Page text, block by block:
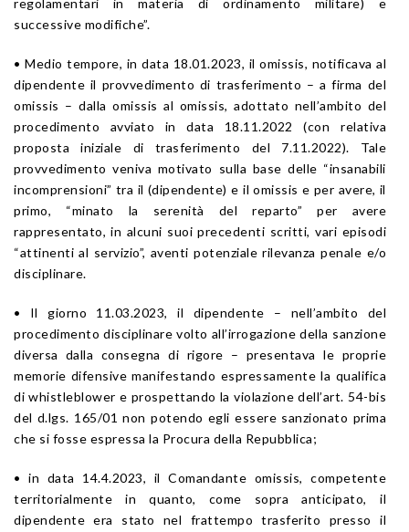
regolamentari in materia di ordinamento militare) e
successive modifiche”.
• Medio tempore, in data 18.01.2023, il omissis, notificava al
dipendente il provvedimento di trasferimento – a firma del
omissis – dalla omissis al omissis, adottato nell’ambito del
procedimento avviato in data 18.11.2022 (con relativa
proposta iniziale di trasferimento del 7.11.2022). Tale
provvedimento veniva motivato sulla base delle “insanabili
incomprensioni” tra il (dipendente) e il omissis e per avere, il
primo, “minato la serenità del reparto” per avere
rappresentato, in alcuni suoi precedenti scritti, vari episodi
“attinenti al servizio”, aventi potenziale rilevanza penale e/o
disciplinare.
• Il giorno 11.03.2023, il dipendente – nell’ambito del
procedimento disciplinare volto all’irrogazione della sanzione
diversa dalla consegna di rigore – presentava le proprie
memorie difensive manifestando espressamente la qualifica
di whistleblower e prospettando la violazione dell’art. 54-bis
del d.lgs. 165/01 non potendo egli essere sanzionato prima
che si fosse espressa la Procura della Repubblica;
• in data 14.4.2023, il Comandante omissis, competente
territorialmente in quanto, come sopra anticipato, il
dipendente era stato nel frattempo trasferito presso il